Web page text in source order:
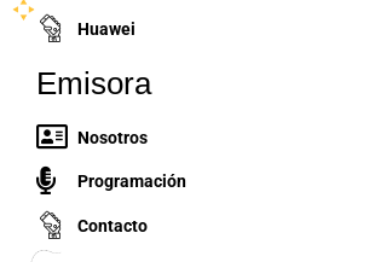
Huawei
Emisora
Nosotros
Programación
Contacto